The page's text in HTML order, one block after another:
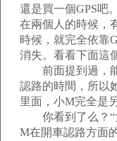
還是買一個GPS吧
在兩個人的時候，
時候，就完全依靠
消失。看看下面這
前面提到過，能
認路的時間，所以
里面，小M完全是
你看到了么？“
M在開車認路方面